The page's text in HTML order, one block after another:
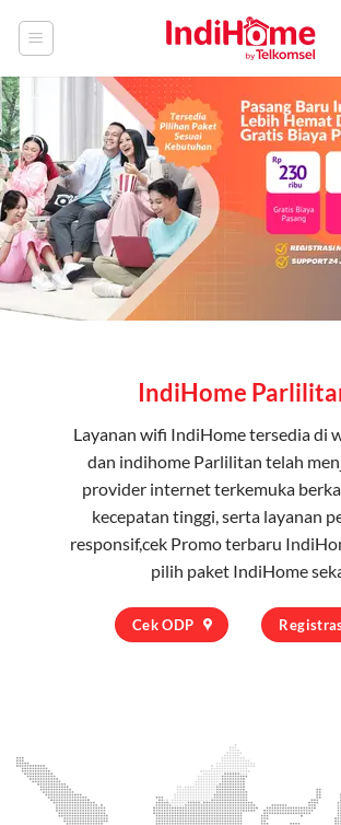
IndiHome
Layanan wifi IndiHometersedia di
dan indihome Parlilitan telah
provider internet terkemuka
kecepatan tinggi, serta layanan
responsif,cek Promo terbaru
pilih paket IndiHome
Cek ODP